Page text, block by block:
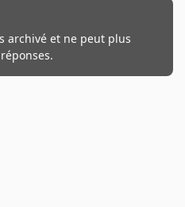
archivé et ne peut plus